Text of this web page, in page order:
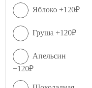
Яблоко +120₽
Груша +120₽
Апельсин
+120₽